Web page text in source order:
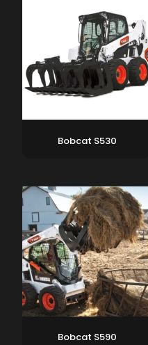
Bobcat S530
Bobcat S590